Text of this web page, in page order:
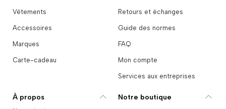
Vêtements
Accessoires
Marques
Carte-cadeau
Retours et échanges
Guide des normes
FAQ
Mon compte
Services aux entreprises
À propos Notre boutique